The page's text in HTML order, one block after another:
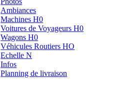
Ambiances
Machines H0
Voitures de Voyageurs H0
Wagons H0
Véhicules Routiers HO
Echelle N
Infos
Planning de livraison